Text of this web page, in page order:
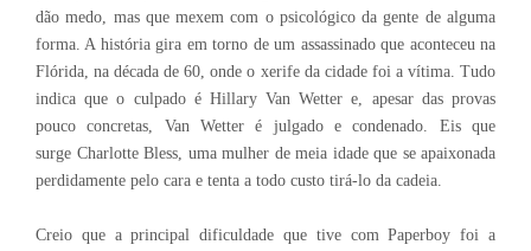
dão medo, mas que mexem com o psicológico da gente de alguma
forma. A história gira em torno de um assassinado que aconteceu na
Flórida, na década de 60, onde o xerife da cidade foi a vítima. Tudo
indica que o culpado é Hillary Van Wetter e, apesar das provas
pouco concretas, Van Wetter é julgado e condenado. Eis que
surge Charlotte Bless, uma mulher de meia idade que se apaixonada
perdidamente pelo cara e tenta a todo custo tirá-lo da cadeia.
Creio que a principal dificuldade que tive com Paperboy foi a